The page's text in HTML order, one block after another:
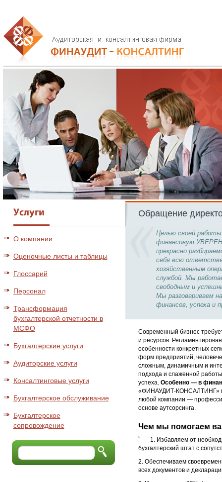
О компании
Оценочные листы и таблицы
Глоссарий
Персонал
Трансформация
бухгалтерской отчетности в
МСФО
Бухгалтерские услуги
Аудиторские услуги
Консалтинговые услуги
Бухгалтерское обслуживание
Бухгалтерское
сопровождение
Обращение
Целью своей
финансовую
прекрасно
себя всю
хозяйственным
службой. Мы
свободным и
Мы разговариваем
финансов, успеха и
Современный бизнес
и ресурсов.
особенности конкретных
форм предприятий,
сложным, динамичным и
подхода и слаженной
успеха. Особенно — в
«ФИНАУДИТ-КОНСАЛТИНГ»
любой компании —
основе аутсорсинга.
Чем мы помогаем
1. Избавляем от
бухгалтерский штат с
2. Обеспечиваем
всех документов и